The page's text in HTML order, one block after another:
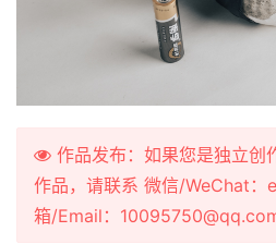
作品发布：如果您是独立创
作品，请联系 微信/WeChat
箱/Email：